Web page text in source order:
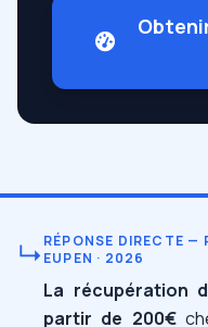
↳ RÉPONSE DIRECTE —
EUPEN · 2026
La récupération
partir de 200€